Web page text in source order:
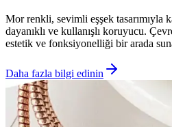
Mor renkli, sevimli eşşek tasarımıyla
dayanıklı ve kullanışlı koruyucu.
estetik ve fonksiyonelliği bir arada
Daha fazla bilgi edinin